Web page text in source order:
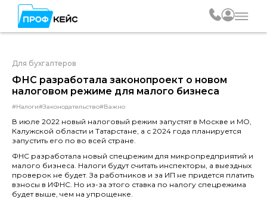
Для бухгалтеров
ФНС разработала законопроект о новом
налоговом режиме для малого бизнеса
#Налоги#Законодательство#Важно
В июле 2022 новый налоговый режим запустят в Москве и МО,
Калужской области и Татарстане, а с 2024 года планируется
запустить его по во всей стране.
ФНС разработала новый спецрежим для микропредприятий и
малого бизнеса. Налоги будут считать инспекторы, а выездных
проверок не будет. За работников и за ИП не придется платить
взносы в ИФНС. Но из-за этого ставка по налогу спецрежима
будет выше, чем на упрощенке.